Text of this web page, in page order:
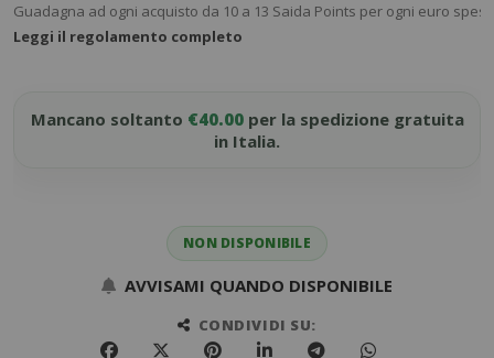
Guadagna ad ogni acquisto da 10 a 13 Saida Points per ogni euro
Leggi il regolamento completo
Mancano soltanto €40.00per la spedizione gratuita
in Italia.
NON DISPONIBILE
AVVISAMI QUANDO DISPONIBILE
CONDIVIDI SU: